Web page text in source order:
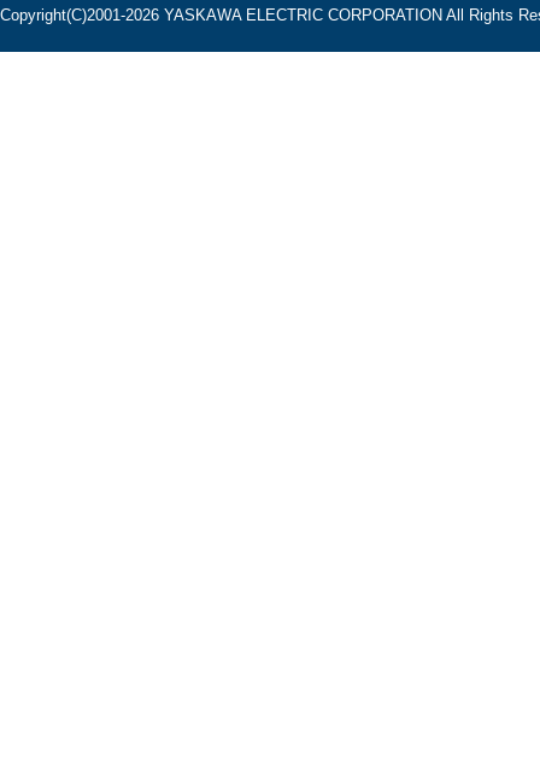
Copyright(C)2001‐2026 YASKAWA ELECTRIC CORPORATION All Rights